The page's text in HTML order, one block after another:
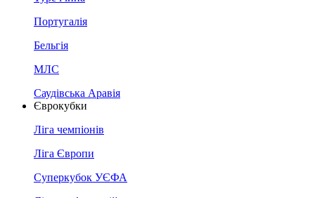
Португалія
Бельгія
МЛС
Саудівська Аравія
Єврокубки
Ліга чемпіонів
Ліга Європи
Суперкубок УЄФА